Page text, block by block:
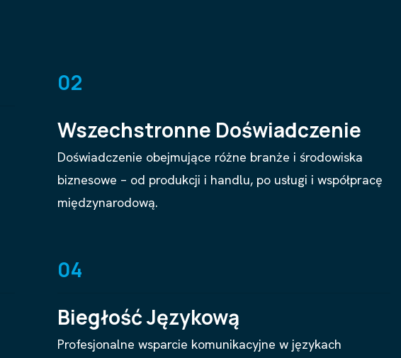
02
Wszechstronne Doświadczenie
Doświadczenie obejmujące różne branże i środowiska
biznesowe – od produkcji i handlu, po usługi i współpracę
międzynarodową.
04
Biegłość Językową
Profesjonalne wsparcie komunikacyjne w językach